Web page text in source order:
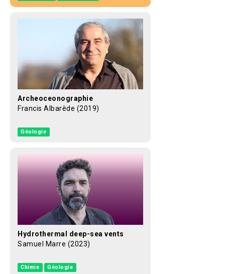
Archeoceonographie
Francis Albarède (2019)
Géologie
Hydrothermal deep-sea vents
Samuel Marre (2023)
Chimie Géologie